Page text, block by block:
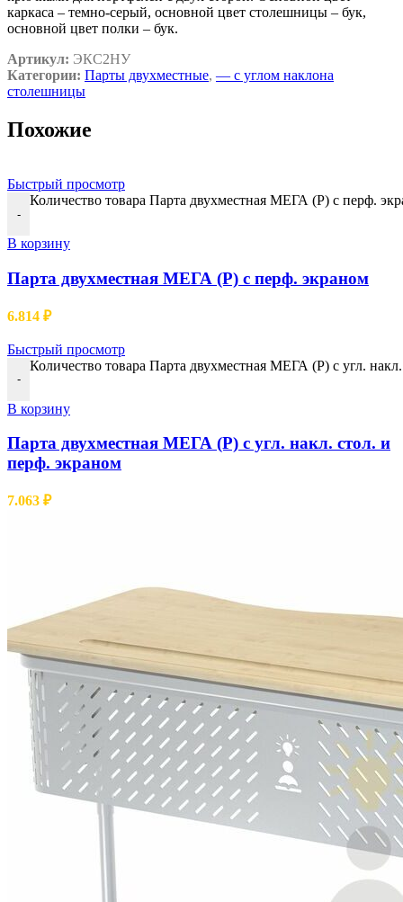
каркаса – темно-серый, основной цвет столешницы – бук,
основной цвет полки – бук.
Артикул: ЭКС2НУ
Категории: Парты двухместные, — c углом наклона
столешницы
Похожие
Быстрый просмотр
-
Количество товара Парта двухместная МЕГА (Р) с перф.
В корзину
Парта двухместная МЕГА (Р) с перф. экраном
6.814 ₽
Быстрый просмотр
-
Количество товара Парта двухместная МЕГА (Р) с угл.
В корзину
Парта двухместная МЕГА (Р) с угл. накл. стол. и
перф. экраном
7.063 ₽